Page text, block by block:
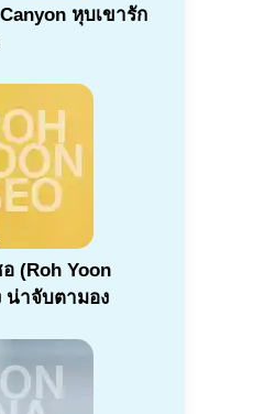
หุบเขารัก
(Roh Yoon
น่าจับตามอง